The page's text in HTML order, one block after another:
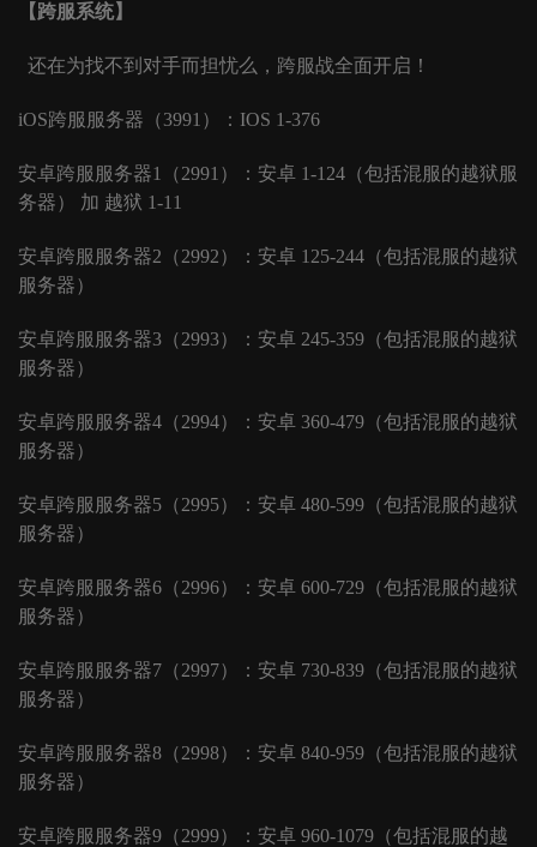
【跨服系统】
还在为找不到对手而担忧么，跨服战全面开启！
iOS跨服服务器（3991）：IOS 1-376
安卓跨服服务器1（2991）：安卓 1-124（包括混服的越狱服
务器） 加 越狱 1-11
安卓跨服服务器2（2992）：安卓 125-244（包括混服的越狱
服务器）
安卓跨服服务器3（2993）：安卓 245-359（包括混服的越狱
服务器）
安卓跨服服务器4（2994）：安卓 360-479（包括混服的越狱
服务器）
安卓跨服服务器5（2995）：安卓 480-599（包括混服的越狱
服务器）
安卓跨服服务器6（2996）：安卓 600-729（包括混服的越狱
服务器）
安卓跨服服务器7（2997）：安卓 730-839（包括混服的越狱
服务器）
安卓跨服服务器8（2998）：安卓 840-959（包括混服的越狱
服务器）
安卓跨服服务器9（2999）：安卓 960-1079（包括混服的越